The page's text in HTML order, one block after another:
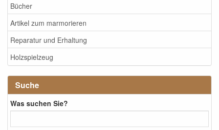
Bücher
Artikel zum marmorieren
Reparatur und Erhaltung
Holzspielzeug
Suche
Was suchen Sie?